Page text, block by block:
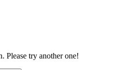
Please try another one!